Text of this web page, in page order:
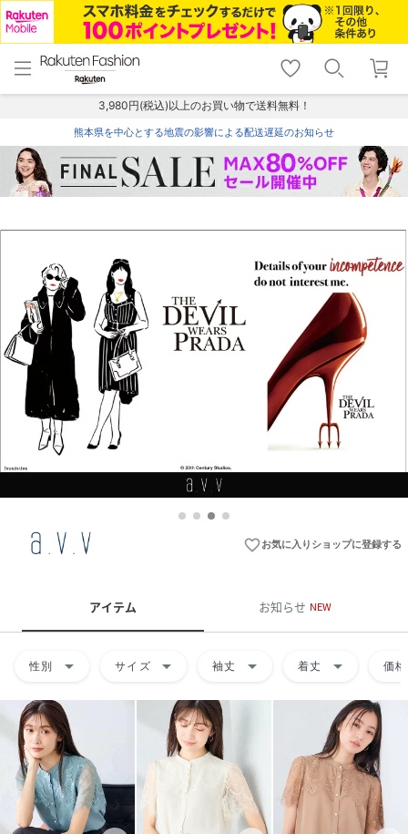
menu home
トップ
shopping_cart lock_outline
ログイン
3,980円(税込)以上のお買い物で送料無料！
熊本県を中心とする地震の影響による配送遅延のお知らせ
favorite_borderお気に入りショップに登録する
アイテム お知らせ NEW
性別 arrow_drop_down サイズ arrow_drop_down 袖丈 arrow_drop_down 着丈 arrow_drop_down 価格